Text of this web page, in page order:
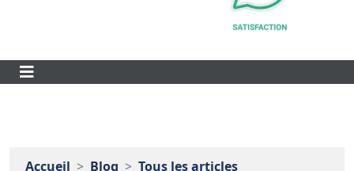
Accueil Blog Tous les articles